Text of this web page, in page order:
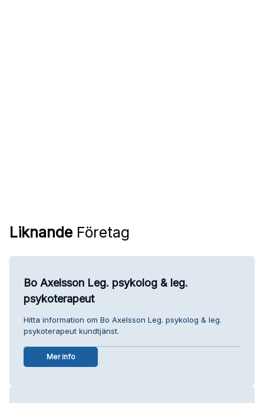
Liknande Företag
Bo Axelsson Leg. psykolog & leg.
psykoterapeut
Hitta information om Bo Axelsson Leg. psykolog & leg.
psykoterapeut kundtjänst.
Mer info